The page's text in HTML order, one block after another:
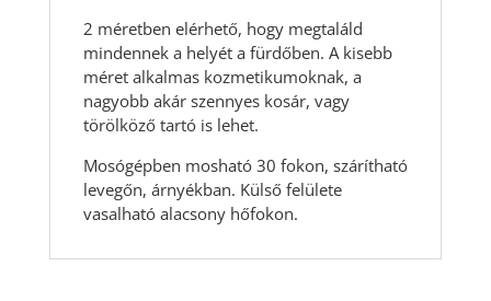
2 méretben elérhető, hogy megtaláld
mindennek a helyét a fürdőben. A kisebb
méret alkalmas kozmetikumoknak, a
nagyobb akár szennyes kosár, vagy
törölköző tartó is lehet.
Mosógépben mosható 30 fokon, szárítható
levegőn, árnyékban. Külső felülete
vasalható alacsony hőfokon.